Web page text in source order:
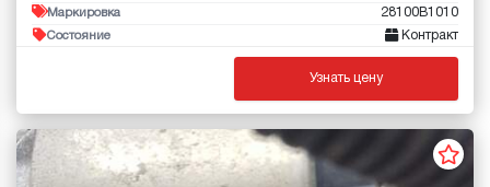
Маркировка 28100B1010
Состояние Контракт
Узнать цену